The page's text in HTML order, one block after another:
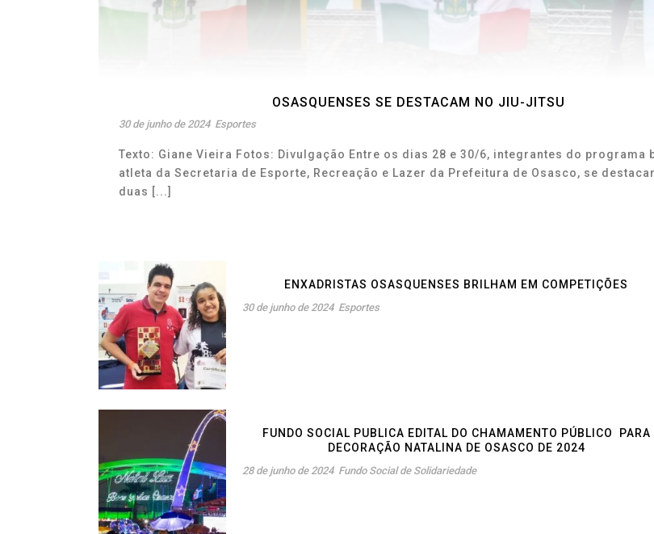
OSASQUENSES SE DESTACAM NO JIU-JITSU
30 de junho de 2024 Esportes
Texto: Giane Vieira Fotos: Divulgação Entre os dias 28 e 30/6, integrantes do programa
atleta da Secretaria de Esporte, Recreação e Lazer da Prefeitura de Osasco, se
duas [...]
ENXADRISTAS OSASQUENSES BRILHAM EM COMPETIÇÕES
30 de junho de 2024 Esportes
FUNDO SOCIAL PUBLICA EDITAL DO CHAMAMENTO PÚBLICO PARA
DECORAÇÃO NATALINA DE OSASCO DE 2024
28 de junho de 2024 Fundo Social de Solidariedade